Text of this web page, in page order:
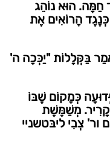
הוּא נוֹהֵג
הָרוֹאִים אֶת
בַּקְּלָלוֹת "יַכְּכָה ה'
כְּמָקוֹם שֶׁבּוֹ
מְשַׁמֶּשֶׁת
צְבִי ליבּטשניי